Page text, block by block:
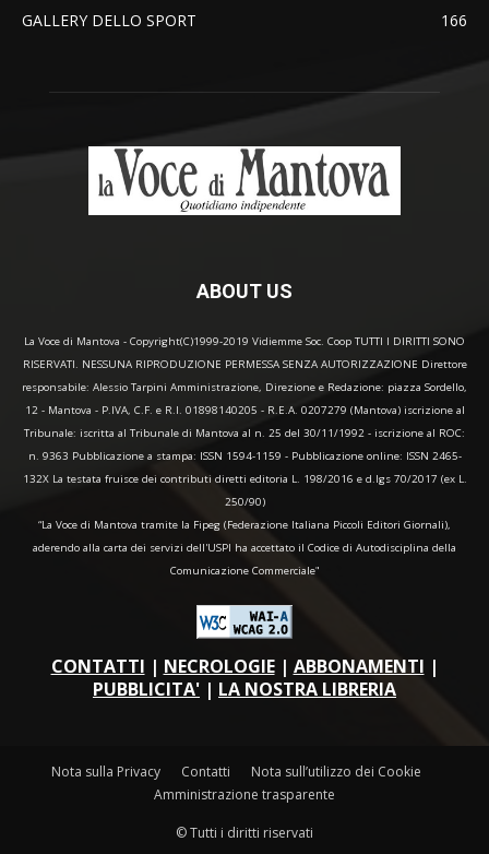
GALLERY DELLO SPORT
166
ABOUT US
La Voce di Mantova - Copyright(C)1999-2019 Vidiemme Soc. Coop TUTTI I DIRITTI SONO
RISERVATI. NESSUNA RIPRODUZIONE PERMESSA SENZA AUTORIZZAZIONE Direttore
responsabile: Alessio Tarpini Amministrazione, Direzione e Redazione: piazza Sordello,
12 - Mantova - P.IVA, C.F. e R.I. 01898140205 - R.E.A. 0207279 (Mantova) iscrizione al
Tribunale: iscritta al Tribunale di Mantova al n. 25 del 30/11/1992 - iscrizione al ROC:
n. 9363 Pubblicazione a stampa: ISSN 1594-1159 - Pubblicazione online: ISSN 2465-
132X La testata fruisce dei contributi diretti editoria L. 198/2016 e d.lgs 70/2017 (ex L.
250/90)
“La Voce di Mantova tramite la Fipeg (Federazione Italiana Piccoli Editori Giornali),
aderendo alla carta dei servizi dell'USPI ha accettato il Codice di Autodisciplina della
Comunicazione Commerciale"
CONTATTI | NECROLOGIE| ABBONAMENTI |
PUBBLICITA' | LA NOSTRA LIBRERIA
Nota sulla Privacy Contatti
Nota sull’utilizzo dei Cookie
Amministrazione trasparente
© Tutti i diritti riservati